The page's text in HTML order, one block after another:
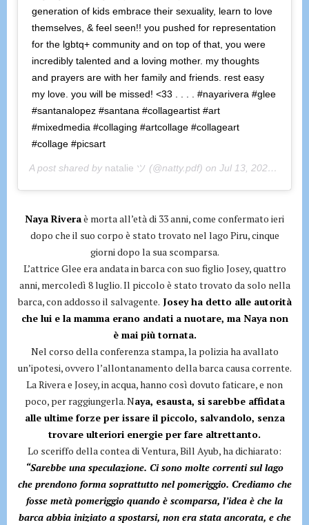
generation of kids embrace their sexuality, learn to love
themselves, & feel seen!! you pushed for representation
for the lgbtq+ community and on top of that, you were
incredibly talented and a loving mother. my thoughts
and prayers are with her family and friends. rest easy
my love. you will be missed! <33 . . . . #nayarivera #glee
#santanalopez #santana #collageartist #art
#mixedmedia #collaging #artcollage #collageart
#collage #picsart
A post shared by natalie ツ (@natty.pdf) on Jul 13, 2020 at 11:49pm PDT
Naya Riveraè morta all’età di 33 anni, come confermato ieri
dopo che il suo corpo è stato trovato nel lago Piru, cinque
giorni dopo la sua scomparsa.
L’attrice Glee era andata in barca con suo figlio Josey, quattro
anni, mercoledì 8 luglio. Il piccolo è stato trovato da solo nella
barca, con addosso il salvagente. Josey ha detto alle autorità
che lui e la mamma erano andati a nuotare, ma Naya non
è mai più tornata.
Nel corso della conferenza stampa, la polizia ha avallato
un’ipotesi, ovvero l’allontanamento della barca causa corrente.
La Rivera e Josey, in acqua, hanno così dovuto faticare, e non
poco, per raggiungerla. Naya, esausta, si sarebbe affidata
alle ultime forze per issare il piccolo, salvandolo, senza
trovare ulteriori energie per fare altrettanto.
Lo sceriffo della contea di Ventura, Bill Ayub, ha dichiarato:
“Sarebbe una speculazione. Ci sono molte correnti sul lago
che prendono forma soprattutto nel pomeriggio. Crediamo che
fosse metà pomeriggio quando è scomparsa, l’idea è che la
barca abbia iniziato a spostarsi, non era stata ancorata, e che